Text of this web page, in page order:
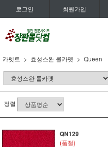
로그인 회원가입
카펫트 효성스완 롤카펫 Queen
정렬
QN129
(품절)